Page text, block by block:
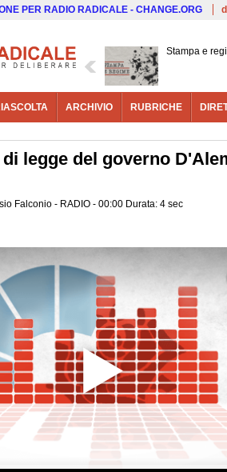
PER RADIO RADICALE - CHANGE.ORG
Stampa e
ARCHIVIO RUBRICHE
legge del governo
Falconio - RADIO - 00:00 Durata: 4 sec